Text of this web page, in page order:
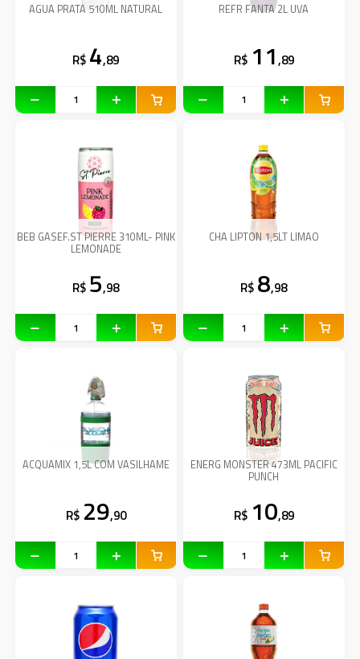
AGUA PRATA 510ML NATURAL
R$ 4,89
REFR FANTA 2L UVA
R$ 11,89
BEB GASEF.ST PIERRE 310ML- PINK
LEMONADE
R$ 5,98
CHA LIPTON 1,5LT LIMAO
R$ 8,98
ACQUAMIX 1,5L COM VASILHAME
R$ 29,90
ENERG MONSTER 473ML PACIFIC
PUNCH
R$ 10,89